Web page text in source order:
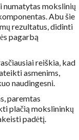
numatytas mokslinių
Abu šie
rezultatus, didinti
pagarbą
reiškia, kad
asmenims,
naudingesni.
paremtas
plačią mokslininkų
padėtį.